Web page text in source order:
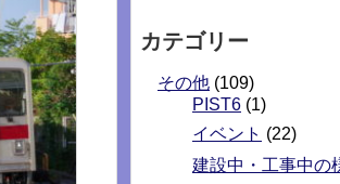
カテゴリー
その他 (109)
PIST6 (1)
イベント (22)
建設中・工事中の